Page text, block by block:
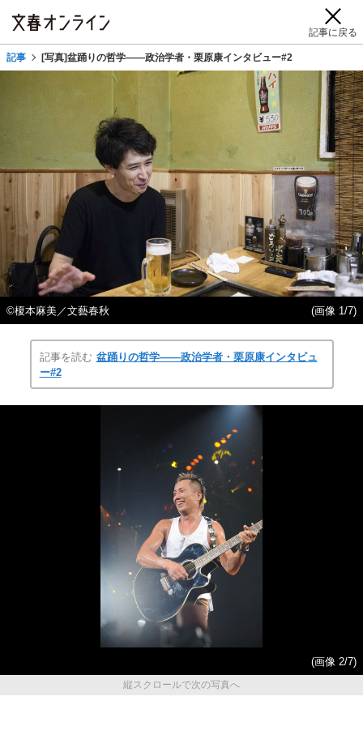
記事に戻る
記事 [写真]盆踊りの哲学――政治学者・栗原康インタビュー#2
©榎本麻美／文藝春秋 (画像 1/7)
記事を読む 盆踊りの哲学――政治学者・栗原康インタビュ
ー#2
(画像 2/7)
縦スクロールで次の写真へ